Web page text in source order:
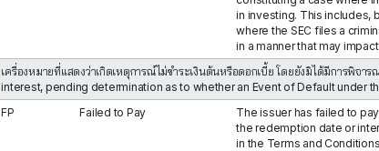
in investing. This includes,
where the SEC files a
in a manner that may
เครื่องหมายที่แสดงว่าเกิดเหตุการณ์ไม่ชำระเงินต้นหรือดอกเบี้ย โดยยังมิได้มีการ
interest, pending determination as to whether an Event of Default under
FP
Failed to Pay
The issuer has failed to
the redemption date or
in the Terms and